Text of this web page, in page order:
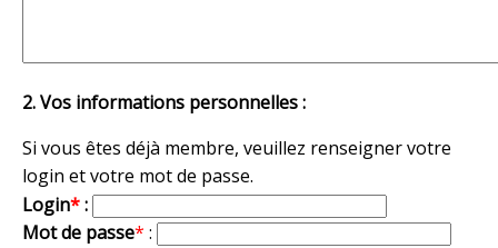
2. Vos informations personnelles :
Si vous êtes déjà membre, veuillez renseigner votre
login et votre mot de passe.
Login*:
Mot de passe* :